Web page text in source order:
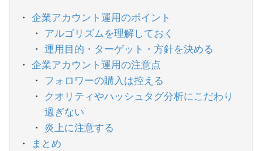
企業アカウント運用のポイント
アルゴリズムを理解しておく
運用目的・ターゲット・方針を決める
企業アカウント運用の注意点
フォロワーの購入は控える
クオリティやハッシュタグ分析にこだわり
過ぎない
炎上に注意する
まとめ